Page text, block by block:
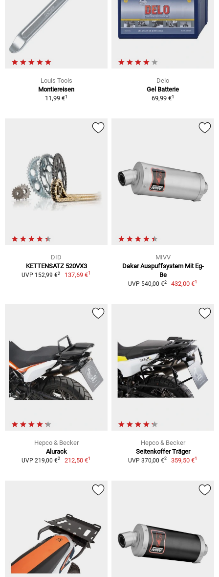
Louis Tools
Montiereisen
11,99 €1
Delo
Gel Batterie
69,99 €1
DID
KETTENSATZ 520VX3
UVP 152,99 €2 137,69 €1
MIVV
Dakar Auspuffsystem Mit Eg-
Be
UVP 540,00 €2 432,00 €1
Hepco & Becker
Alurack
UVP 219,00 €2 212,50 €1
Hepco & Becker
Seitenkoffer Träger
UVP 370,00 €2 359,50 €1